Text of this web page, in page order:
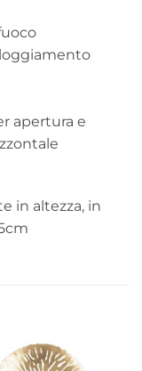
apertura e
in altezza, in